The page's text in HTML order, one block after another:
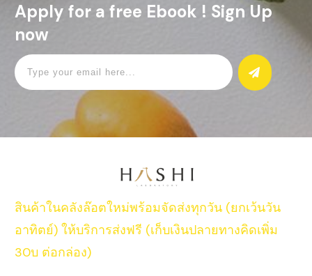
Apply for a free Ebook ! Sign Up
now
สินค้าในคลังล๊อตใหม่พร้อมจัดส่งทุกวัน (ยกเว้นวัน
อาทิตย์) ให้บริการส่งฟรี (เก็บเงินปลายทางคิดเพิ่ม
30บ ต่อกล่อง)